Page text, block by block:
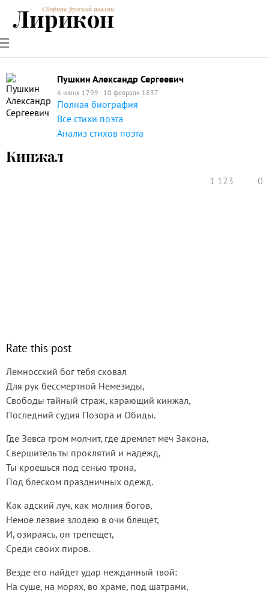
РУССКИЕ
ПОЭТЫ
СОВРЕМЕННИКИЭНЦИКЛОПЕДИЯ
ПОЭЗИИ
Сборник русской поэзии
Лирикон
Пушкин Александр Сергеевич
6 июня 1799 - 10 февраля 1837
Полная биография
Все стихи поэта
Анализ стихов поэта
Кинжал
1 123 0
Rate this post
Лемносский бог тебя сковал
Для рук бессмертной Немезиды,
Свободы тайный страж, карающий кинжал,
Последний судия Позора и Обиды.
Где Зевса гром молчит, где дремлет меч Закона,
Свершитель ты проклятий и надежд,
Ты кроешься под сенью трона,
Под блеском праздничных одежд.
Как адский луч, как молния богов,
Немое лезвие злодею в очи блещет,
И, озираясь, он трепещет,
Среди своих пиров.
Везде его найдет удар нежданный твой:
На суше, на морях, во храме, под шатрами,